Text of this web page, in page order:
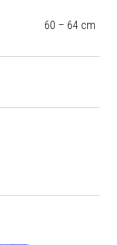
60 – 64 cm